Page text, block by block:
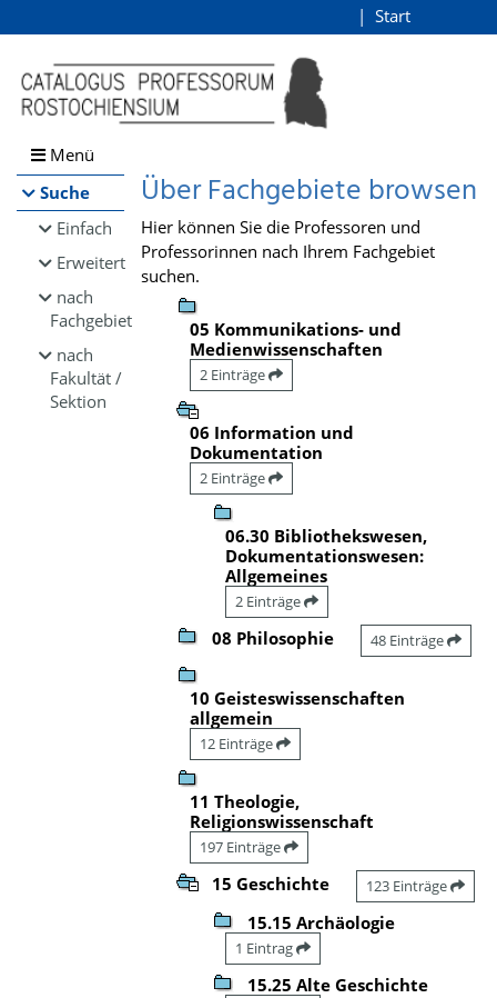
Browsen
direkt zum Inhalt
Start
Menü
Suche
Einfach
Erweitert
nach
Fachgebiet
nach
Fakultät /
Sektion
Über Fachgebiete browsen
Hier können Sie die Professoren und
Professorinnen nach Ihrem Fachgebiet
suchen.
05 Kommunikations- und
Medienwissenschaften
2 Einträge
06 Information und
Dokumentation
2 Einträge
06.30 Bibliothekswesen,
Dokumentationswesen:
Allgemeines
2 Einträge
08 Philosophie 48 Einträge
10 Geisteswissenschaften
allgemein
12 Einträge
11 Theologie,
Religionswissenschaft
197 Einträge
15 Geschichte 123 Einträge
15.15 Archäologie
1 Eintrag
15.25 Alte Geschichte